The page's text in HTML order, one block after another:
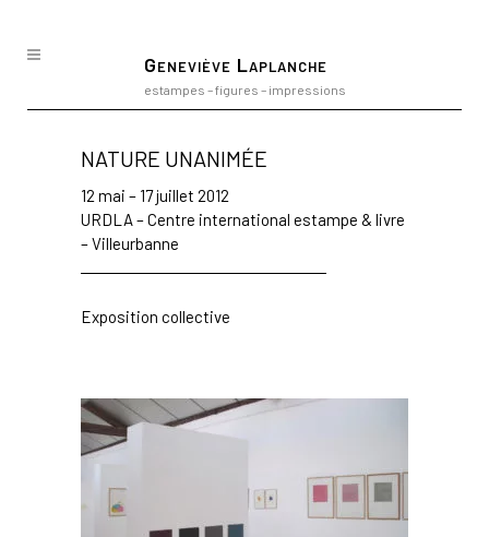
Geneviève Laplanche
estampes – figures – impressions
NATURE UNANIMÉE
12 mai – 17 juillet 2012
URDLA – Centre international estampe & livre
– Villeurbanne
Exposition collective